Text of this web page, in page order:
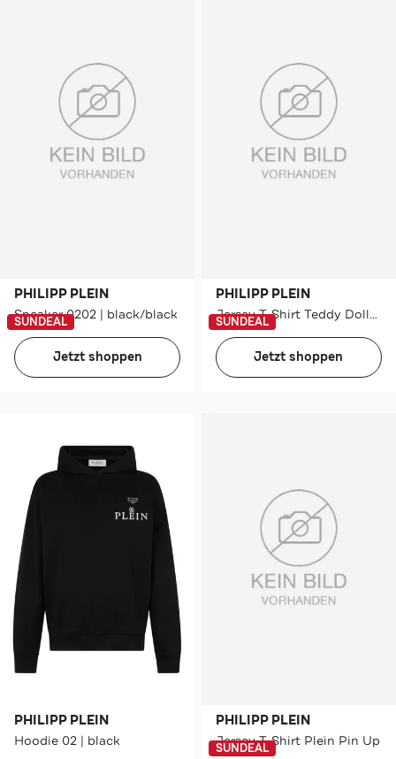
PHILIPP PLEIN
Sneaker 0202 | black/black
SUNDEAL
Jetzt shoppen
PHILIPP PLEIN
Jersey T-Shirt Teddy Dollar Stones
SUNDEAL
Jetzt shoppen
PHILIPP PLEIN
Hoodie 02 | black
PHILIPP PLEIN
Jersey T-Shirt Plein Pin Up
SUNDEAL